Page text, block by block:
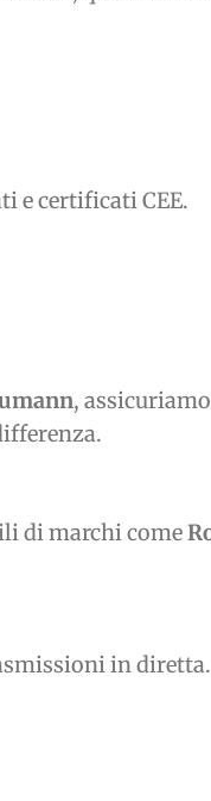
e certificati CEE.
,
di marchi come
in